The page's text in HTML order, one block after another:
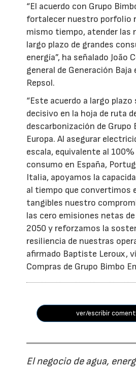
“El acuerdo con Grupo
fortalecer nuestro porfolio
mismo tiempo, atender las
largo plazo de grandes
energía”, ha señalado João
general de Generación Baja
Repsol.
“Este acuerdo a largo plazo
decisivo en la hoja de ruta
descarbonización de Grupo
Europa. Al asegurar
escala, equivalente al
consumo en España,
Italia, apoyamos la
al tiempo que convertimos
tangibles nuestro
las cero emisiones netas
2050 y reforzamos la
resiliencia de nuestras
afirmado Baptiste Leroux,
Compras de Grupo Bimbo
ver/escribir
El negocio de agua,